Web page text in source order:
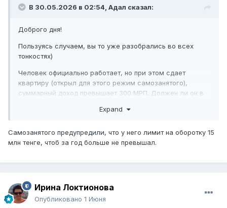
В 30.05.2026 в 02:54, Адал сказал:
Доброго дня!
Пользуясь случаем, вы то уже разобрались во всех
тонкостях)
Человек официально работает, но при этом сдает
квартиру (открыл для этого режим самозанятого),
суммарный доход превышает 300 МРП. Должен ли он в
человека, который и так работает, открыли ему режим и
теперь думаем, чтоб не мучаться, оплатить сразу за год,
соответствующий составили. Будут ли проблемы?
Ковырял Кодекс, запретов на такую операцию не нашел.
Expand
Самозанятого предупредили, что у него лимит на оборотку 15
млн тенге, чтоб за год больше не превышал.
Ирина Локтионова
Опубликовано 1 Июня